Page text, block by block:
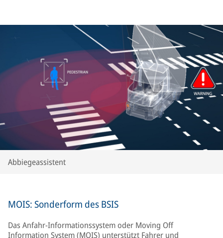
Abbiegeassistent
MOIS: Sonderform des BSIS
Das Anfahr-Informationssystem oder Moving Off
Information System (MOIS) unterstützt Fahrer und